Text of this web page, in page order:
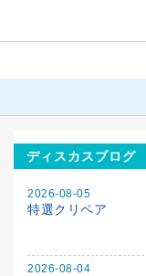
ディスカスブログ
2026-08-05
特選クリペア
2026-08-04